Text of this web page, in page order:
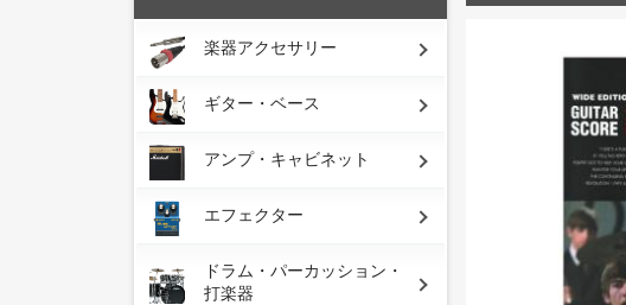
楽器アクセサリー
ギター・ベース
アンプ・キャビネット
エフェクター
ドラム・パーカッション・
打楽器